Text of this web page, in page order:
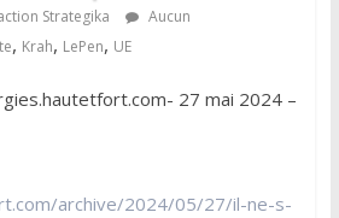
Strategika
Aucun
, Krah, LePen, UE
27 mai 2024 –
archive/2024/05/27/il-ne-s-